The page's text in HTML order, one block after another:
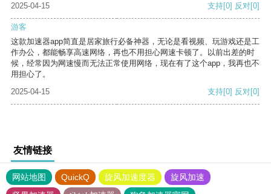
2025-04-15 支持[0] 反对[0]
游客
这款加速器app简直是居家旅行必备神器，无论是看视频、玩游戏还是工
作办公，都能畅享高速网络，再也不用担心网速卡顿了。以前出差的时
候，经常因为网速慢而无法正常使用网络，现在有了这个app，我再也不
用担心了。
2025-04-15
支持[0] 反对[0]
友情链接
网站地图 QuickQ 旋风加速度器
旋风加速